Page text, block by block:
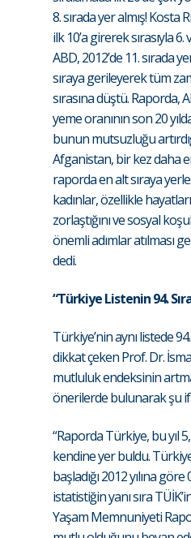
8. sırada yer almış! Kosta
ilk 10’a girerek sırasıyla 6.
ABD, 2012’de 11. sırada
sıraya gerileyerek tüm
sırasına düştü. Raporda,
yeme oranının son 20
bunun mutsuzluğu
Afganistan, bir kez daha
raporda en alt sıraya
kadınlar, özellikle
zorlaştığını ve sosyal
önemli adımlar atılması
dedi.
“Türkiye Listenin 94.
Türkiye’nin aynı listede
dikkat çeken Prof. Dr.
mutluluk endeksinin
önerilerde bulunarak şu
“Raporda Türkiye, bu yıl
kendine yer buldu.
başladığı 2012 yılına
istatistiğin yanı sıra
Yaşam Memnuniyeti